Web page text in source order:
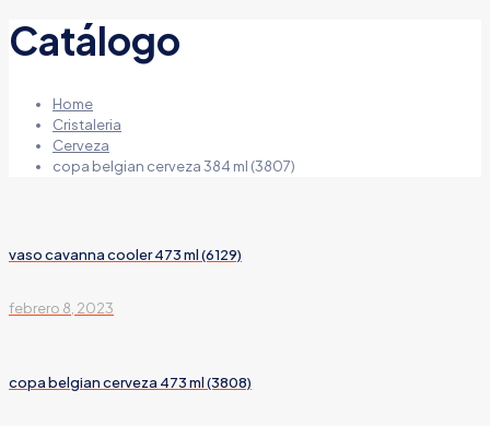
Catálogo
Home
Cristaleria
Cerveza
copa belgian cerveza 384 ml (3807)
vaso cavanna cooler 473 ml (6129)
febrero 8, 2023
copa belgian cerveza 473 ml (3808)